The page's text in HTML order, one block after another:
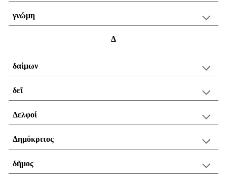
γνώμη
Δ
δαίμων
δεῖ
Δελφοί
Δημόκριτος
δῆμος